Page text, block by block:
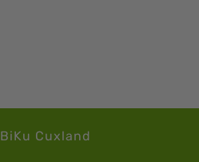
BiKu Cuxland